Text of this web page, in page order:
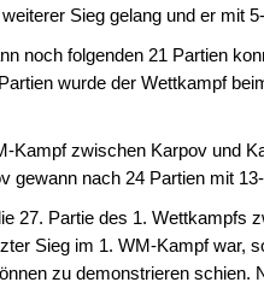
Sieg gelang und er mit
noch folgenden 21 Partien
wurde der Wettkampf
Kampf zwischen Karpov und
gewann nach 24 Partien mit
27. Partie des 1. Wettkampfs
Sieg im 1. WM-Kampf war,
zu demonstrieren schien.